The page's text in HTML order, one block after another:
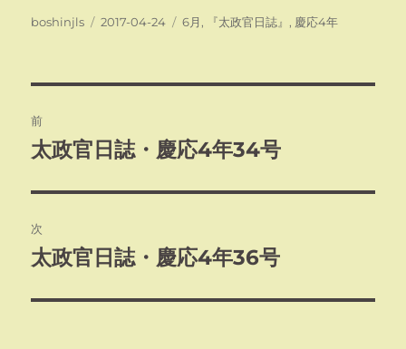
投
boshinjls
投
2017-04-24
カ
6月 , 『太政官日誌』 , 慶応4年
稿
ビ
ゲ
ー
前
前
投
稿:
太政官日誌・慶応4年34号
次
次
投
太政官日誌・慶応4年36号